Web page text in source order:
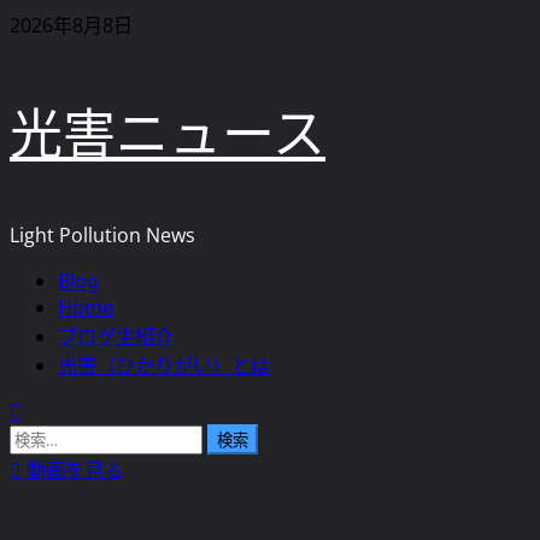
内
ス
キ
ッ
2026年8月8日
光害ニュース
Light Pollution News
ニ
ュ
ー
Blog
Home
ブログ主紹介
光害（ひかりがい）とは
検
索:動画を見る